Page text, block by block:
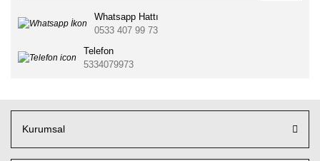
Whatsapp Hattı
0533 407 99 73
Telefon
5334079973
Kurumsal